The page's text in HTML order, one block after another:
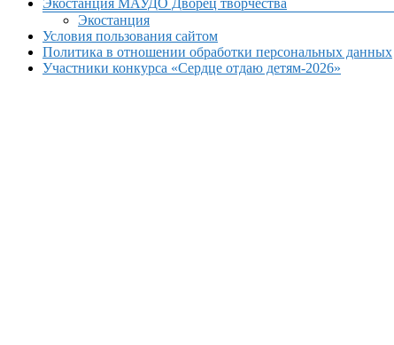
Экостанция МАУДО Дворец творчества
Экостанция
Условия пользования сайтом
Политика в отношении обработки персональных данных
Участники конкурса «Сердце отдаю детям-2026»